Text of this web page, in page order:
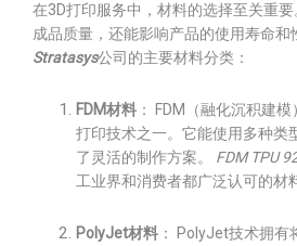
在3D打印服务中，材料的选择至关重
成品质量，还能影响产品的使用寿命和
Stratasys公司的主要材料分类：
FDM材料 ： FDM（融化沉积建
打印技术之一。它能使用多种类
了灵活的制作方案。 FDM TPU
工业界和消费者都广泛认可的材
PolyJet材料 ： PolyJet技术拥